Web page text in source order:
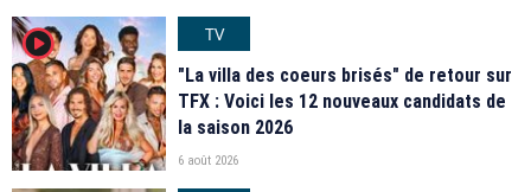
player2
TV
"La villa des coeurs brisés" de retour sur
TFX : Voici les 12 nouveaux candidats de
la saison 2026
6 août 2026